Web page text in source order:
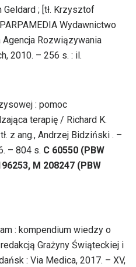
Geldard ; [tł. Krzysztof
Wydawnictwo
Rozwiązywania
2010. – 256 s. : il.
: pomoc
terapię / Richard K.
z ang., Andrzej Bidziński . –
– 804 s. C 60550 (PBW
M 208247 (PBW
: kompendium wiedzy o
Grażyny Świąteckiej i
: Via Medica, 2017. – XV,